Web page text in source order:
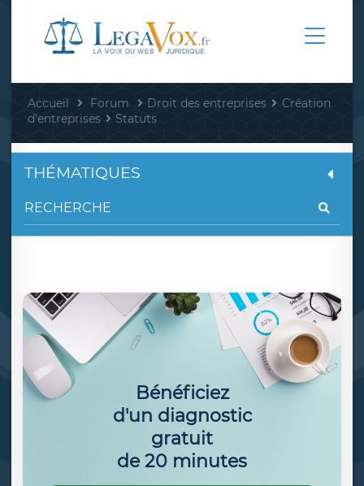
Accueil Forum Droit des entreprises
Création
d'entreprises
Statuts
THÉMATIQUES
Bénéficiez
d'un diagnostic
gratuit
de 20 minutes